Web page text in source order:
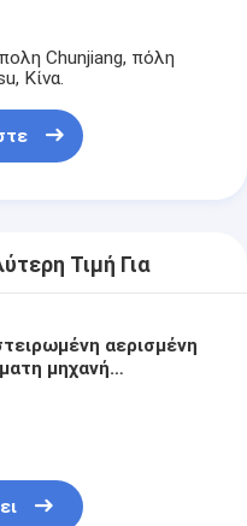
Chunjiang, πόλη
Κίνα.
Τιμή Για
αερισμένη
μηχανή